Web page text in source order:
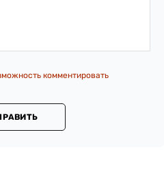
комментировать